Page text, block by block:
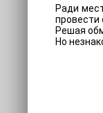
Ради
провести
Решая
Но